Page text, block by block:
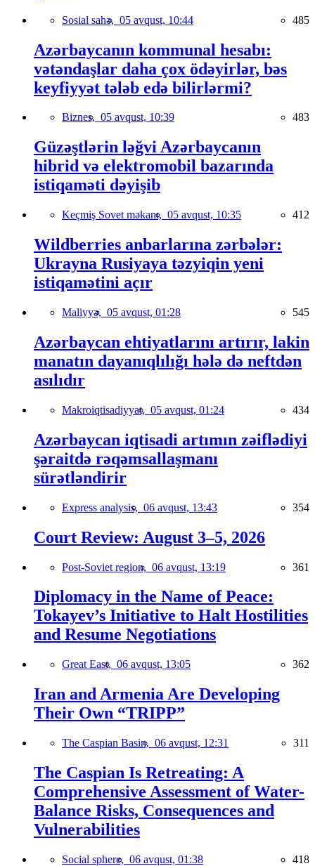
Sosial sahə, 05 avqust, 10:44 485
Azərbaycanın kommunal hesabı:
vətəndaşlar daha çox ödəyirlər, bəs
keyfiyyət tələb edə bilirlərmi?
Biznes, 05 avqust, 10:39 483
Güzəştlərin ləğvi Azərbaycanın
hibrid və elektromobil bazarında
istiqaməti dəyişib
Keçmiş Sovet məkanı, 05 avqust, 10:35 412
Wildberries anbarlarına zərbələr:
Ukrayna Rusiyaya təzyiqin yeni
istiqamətini açır
Maliyyə, 05 avqust, 01:28 545
Azərbaycan ehtiyatlarını artırır, lakin
manatın dayanıqlılığı hələ də neftdən
asılıdır
Makroiqtisadiyyat, 05 avqust, 01:24 434
Azərbaycan iqtisadi artımın zəiflədiyi
şəraitdə rəqəmsallaşmanı
sürətləndirir
Express analysis, 06 avqust, 13:43 354
Court Review: August 3–5, 2026
Post-Soviet region, 06 avqust, 13:19 361
Diplomacy in the Name of Peace:
Tokayev’s Initiative to Halt Hostilities
and Resume Negotiations
Great East, 06 avqust, 13:05 362
Iran and Armenia Are Developing
Their Own “TRIPP”
The Caspian Basin, 06 avqust, 12:31 311
The Caspian Is Retreating: A
Comprehensive Assessment of Water-
Balance Risks, Consequences and
Vulnerabilities
Social sphere, 06 avqust, 01:38 418